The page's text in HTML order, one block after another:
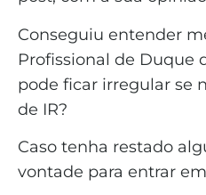
Conseguiu entender
Profissional de Duque
pode ficar irregular se
de IR?
Caso tenha restado
vontade para entrar